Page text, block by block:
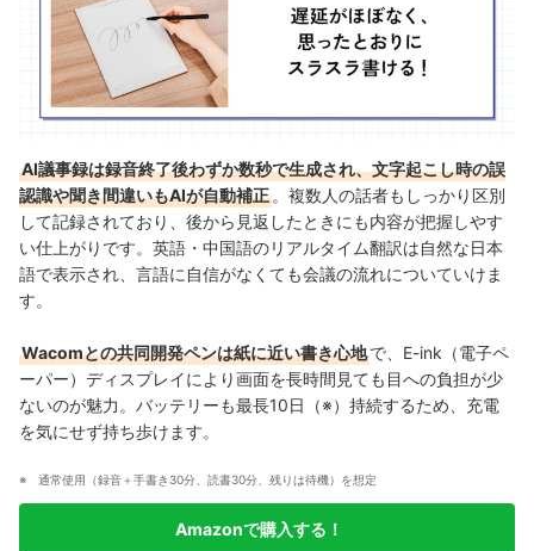
AI議事録は録音終了後わずか数秒で生成され、文字起こし時の誤
認識や聞き間違いもAIが自動補正 。複数人の話者もしっかり区別
して記録されており、後から見返したときにも内容が把握しやす
い仕上がりです。英語・中国語のリアルタイム翻訳は自然な日本
語で表示され、言語に自信がなくても会議の流れについていけま
す。
Wacomとの共同開発ペンは紙に近い書き心地で、E-ink（電子ペ
ーパー）ディスプレイにより画面を長時間見ても目への負担が少
ないのが魅力。バッテリーも最長10日（※）持続するため、充電
を気にせず持ち歩けます。
通常使用（録音＋手書き30分、読書30分、残りは待機）を想定
Amazonで購入する！